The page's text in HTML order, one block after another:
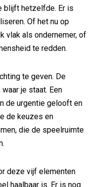
blijft hetzelfde. Er is
Of het nu op
vlak als ondernemer, of
te redden.
te geven. De
je staat. Een
de urgentie gelooft en
de keuzes en
die de speelruimte
deze vijf elementen
haalbaar is. Er is nog